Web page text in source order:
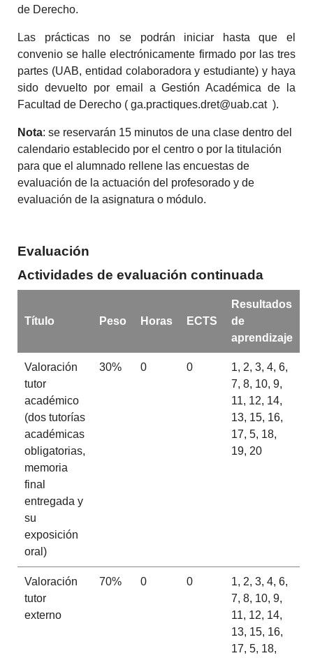
de Derecho.
Las prácticas no se podrán iniciar hasta que el
convenio se halle electrónicamente firmado por las tres
partes (UAB, entidad colaboradora y estudiante) y haya
sido devuelto por email a Gestión Académica de la
Facultad de Derecho ( ga.practiques.dret@uab.cat ).
Nota: se reservarán 15 minutos de una clase dentro del
calendario establecido por el centro o por la titulación
para que el alumnado rellene las encuestas de
evaluación de la actuación del profesorado y de
evaluación de la asignatura o módulo.
Evaluación
Actividades de evaluación continuada
Título Peso Horas ECTS
Resultados
de
aprendizaje
Valoración
tutor
académico
(dos tutorías
académicas
obligatorias,
memoria
final
entregada y
su
exposición
oral)
30% 0 0
1, 2, 3, 4, 6,
7, 8, 10, 9,
11, 12, 14,
13, 15, 16,
17, 5, 18,
19, 20
Valoración
tutor
externo
70% 0 0
1, 2, 3, 4, 6,
7, 8, 10, 9,
11, 12, 14,
13, 15, 16,
17, 5, 18,